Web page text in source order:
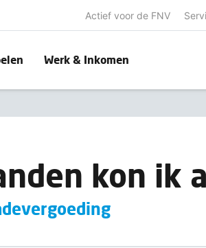
Actief voor de FNV
Werk & Inkomen
kon ik